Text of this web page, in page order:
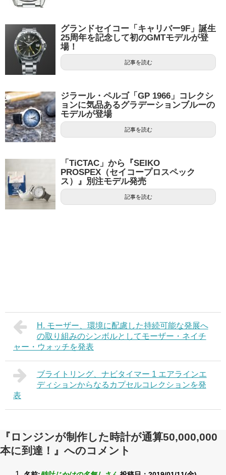
グランドセイコー「キャリバー9F」誕生
25周年を記念して初のGMTモデルが登
場！
記事を読む
ジラール・ペルゴ「GP 1966」コレクシ
ョンに気品あるグラデーションブルーの
モデルが登場
記事を読む
「TiCTAC」から『SEIKO
PROSPEX（セイコープロスペック
ス）』別注モデル発売
記事を読む
H. モーザー、環境に配慮した持続可能な発展へ
の取り組みのシンボルとしてモーザー・ネイチ
ャー・ウォッチを発表
ブライトリング、ナビタイマー 1 エアラインエ
ディションからなるカプセルコレクションを発
表
『ロンジンが制作した時計が通算50,000,000
本に到達！』へのコメント